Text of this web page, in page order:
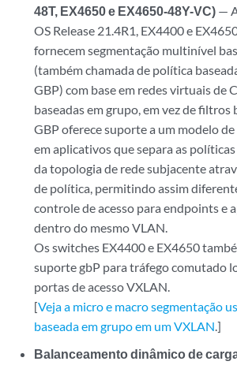
48T, EX4650 e EX4650-48Y-VC) —
OS Release 21.4R1, EX4400 e
fornecem segmentação multinível
(também chamada de política
GBP) com base em redes virtuais de
baseadas em grupo, em vez de filtros
GBP oferece suporte a um modelo
em aplicativos que separa as
da topologia de rede subjacente
de política, permitindo assim
controle de acesso para endpoints e
dentro do mesmo VLAN.
Os switches EX4400 e EX4650
suporte gbP para tráfego comutado
portas de acesso VXLAN.
[Veja a micro e macro segmentação
baseada em grupo em um VXLAN.]
Balanceamento dinâmico de